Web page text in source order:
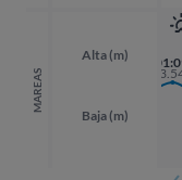
MAREAS
Alta (m)
Baja (m)